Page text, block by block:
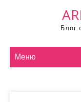
Блог
Меню